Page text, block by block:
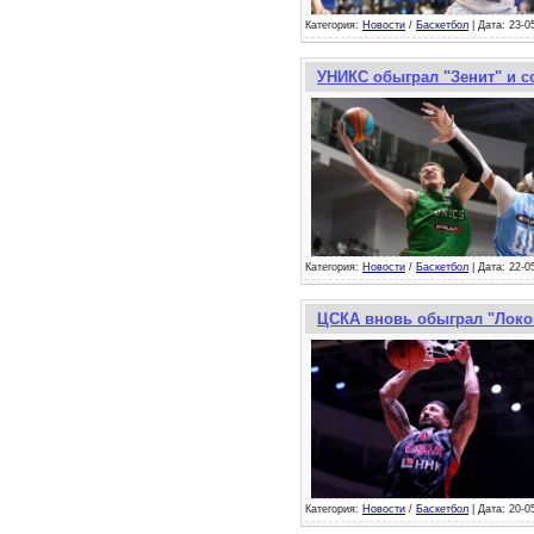
Категория: Новости / Баскетбол | Дата: 23-
УНИКС обыграл "Зенит" и
Категория: Новости / Баскетбол | Дата: 22-
ЦСКА вновь обыграл
Категория: Новости / Баскетбол | Дата: 20-